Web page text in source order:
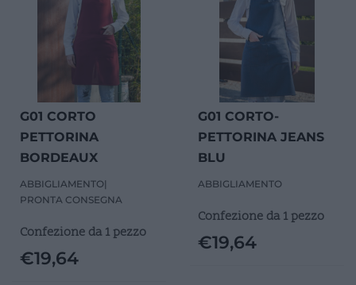
G01 CORTO
PETTORINA
BORDEAUX
ABBIGLIAMENTO|
PRONTA CONSEGNA
Confezione da 1 pezzo
€19,64
G01 CORTO-
PETTORINA JEANS
BLU
ABBIGLIAMENTO
Confezione da 1 pezzo
€19,64